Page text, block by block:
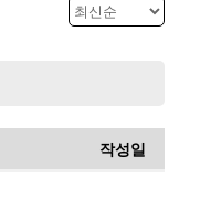
작성일